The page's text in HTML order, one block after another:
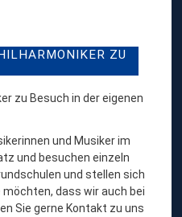
ZU
zu Besuch in der eigenen
und Musiker im
und besuchen einzeln
und stellen sich
dass wir auch bei
Sie gerne Kontakt zu uns